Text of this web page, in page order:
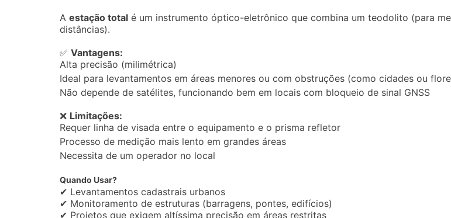
A estação total é um instrumento óptico-eletrônico que combina um teodolito (para
distâncias).
✅ Vantagens:
Alta precisão (milimétrica)
Ideal para levantamentos em áreas menores ou com obstruções (como cidades ou
Não depende de satélites, funcionando bem em locais com bloqueio de sinal GNSS
❌ Limitações:
Requer linha de visada entre o equipamento e o prisma refletor
Processo de medição mais lento em grandes áreas
Necessita de um operador no local
Quando Usar?
✔ Levantamentos cadastrais urbanos
✔ Monitoramento de estruturas (barragens, pontes, edifícios)
✔ Projetos que exigem altíssima precisão em áreas restritas